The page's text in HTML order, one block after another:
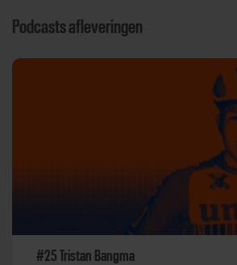
Podcasts afleveringen
#25 Tristan Bangma